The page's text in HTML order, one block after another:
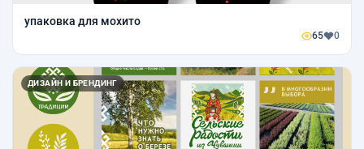
упаковка для мохито
65 0
ДИЗАЙН И БРЕНДИНГ